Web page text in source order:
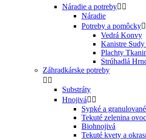
Náradie a potreby 
Náradie
Potreby a pomôcky
Vedrá Konvy
Kanistre
Plachty
Strúhadlá
Záhradkárske potreby
 
Substráty
Hnojivá 
Sypké a granulované
Tekuté zelenina
Biohnojivá
Tekuté kvety a